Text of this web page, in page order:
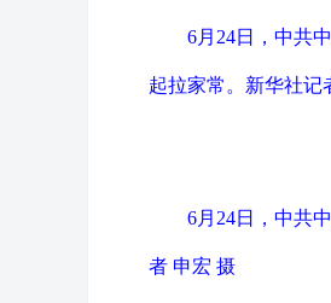
6月24日，中共
起拉家常。新华社记
6月24日，中共
者 申宏 摄